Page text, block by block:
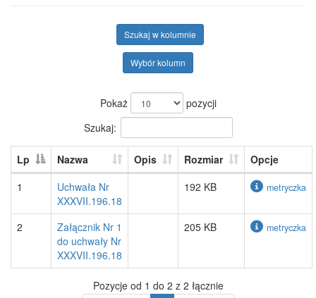
Szukaj w kolumnie
Wybór kolumn
Pokaż
pozycji
Szukaj:
Lp Nazwa Opis Rozmiar
Opcje
1
Uchwała Nr
XXXVII.196.18
192 KB metryczka
2
Załącznik Nr 1
do uchwały Nr
XXXVII.196.18
205 KB metryczka
Pozycje od 1 do 2 z 2 łącznie